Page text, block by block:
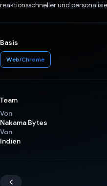
reaktionsschneller und
Basis
Web/Chrome
Team
Von
Nakama Bytes
Von
Indien